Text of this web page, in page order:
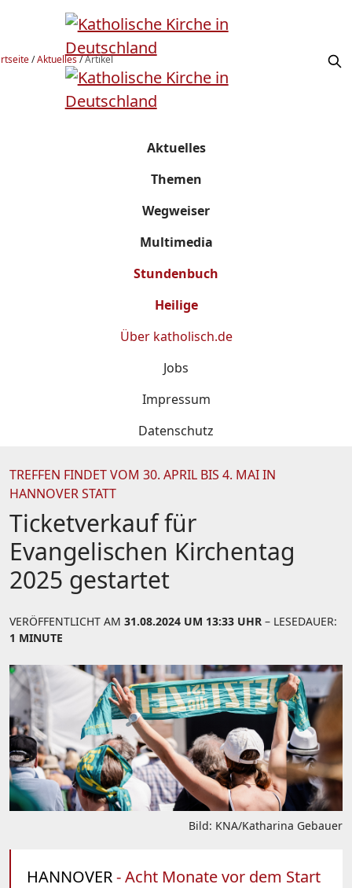
/Aktuelles/Artikel
Aktuelles
Themen
Wegweiser
Multimedia
Stundenbuch
Heilige
Über katholisch.de
Jobs
Impressum
Datenschutz
TREFFEN FINDET VOM 30. APRIL BIS 4. MAI IN
HANNOVER STATT
Ticketverkauf für
Evangelischen Kirchentag
2025 gestartet
VERÖFFENTLICHT AM 31.08.2024 UM 13:33 UHR – LESEDAUER:
1 MINUTE
Bild: KNA/Katharina Gebauer
HANNOVER- Acht Monate vor dem Start